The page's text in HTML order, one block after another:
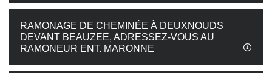
RAMONAGE DE CHEMINÉE À DEUXNOUDS
DEVANT BEAUZEE, ADRESSEZ-VOUS AU
RAMONEUR ENT. MARONNE